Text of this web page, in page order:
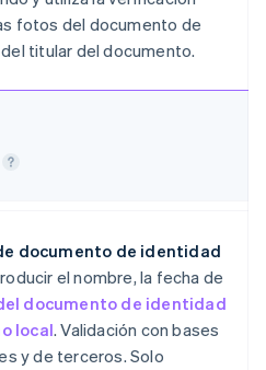
fotos del documento de
del titular del documento.
documento de identidad
el nombre, la fecha de
documento de identidad
local. Validación con bases
y de terceros. Solo